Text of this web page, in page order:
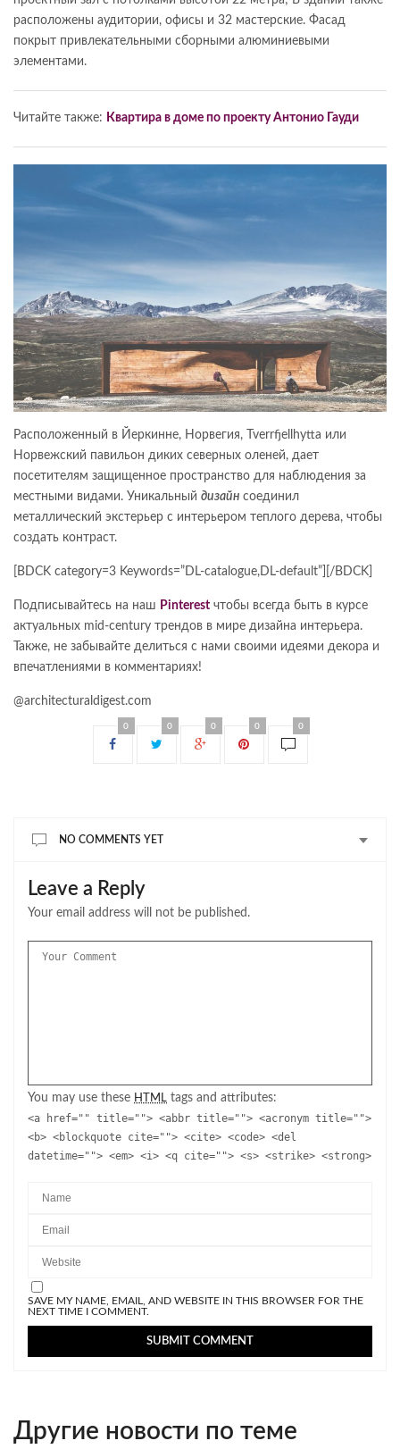
расположены аудитории, офисы и 32 мастерские. Фасад
покрыт привлекательными сборными алюминиевыми
элементами.
Читайте также: Квартира в доме по проекту Антонио Гауди
Расположенный в Йеркинне, Норвегия, Tverrfjellhytta или
Норвежский павильон диких северных оленей, дает
посетителям защищенное пространство для наблюдения за
местными видами. Уникальный дизайн соединил
металлический экстерьер с интерьером теплого дерева, чтобы
создать контраст.
[BDCK category=3 Keywords=”DL-catalogue,DL-default”][/BDCK]
Подписывайтесь на наш Pinterest чтобы всегда быть в курсе
актуальных mid-century трендов в мире дизайна интерьера.
Также, не забывайте делиться с нами своими идеями декора и
впечатлениями в комментариях!
@architecturaldigest.com
0 0 0 0 0
NO COMMENTS YET
Leave a Reply
Your email address will not be published.
You may use these HTML tags and attributes:
<a href="" title=""> <abbr title=""> <acronym title="">
<b> <blockquote cite=""> <cite> <code> <del
datetime=""> <em> <i> <q cite=""> <s> <strike> <strong>
SAVE MY NAME, EMAIL, AND WEBSITE IN THIS BROWSER FOR THE
NEXT TIME I COMMENT.
Другие новости по теме